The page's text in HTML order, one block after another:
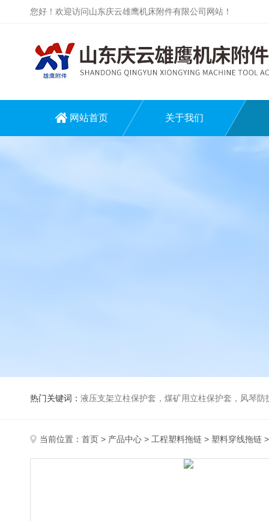
您好！欢迎访问山东庆云雄鹰机床附件有限公司网站！
网站首页 关于我们
热门关键词： 液压支架立柱保护套，煤矿用立柱保护套，风琴
当前位置： 首页 > 产品中心 > 工程塑料拖链 > 塑料穿线拖链